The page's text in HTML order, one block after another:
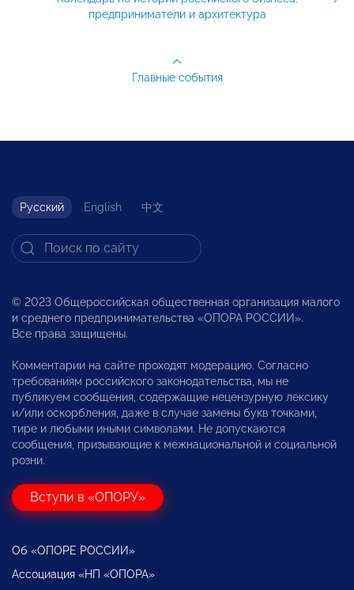
предприниматели и архитектура
Главные события
Русский English 中文
© 2023 Общероссийская общественная организация малого
и среднего предпринимательства «ОПОРА РОССИИ».
Все права защищены.
Комментарии на сайте проходят модерацию. Согласно
требованиям российского законодательства, мы не
публикуем сообщения, содержащие нецензурную лексику
и/или оскорбления, даже в случае замены букв точками,
тире и любыми иными символами. Не допускаются
сообщения, призывающие к межнациональной и социальной
розни.
Вступи в «ОПОРУ»
Об «ОПОРЕ РОССИИ»
Ассоциация «НП «ОПОРА»